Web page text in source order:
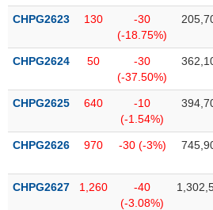
nghiệp
tức
sự
Tài
lý
thị
CHPG2623 130
-30
(-18.75%)
CHPG2624 50
-30
(-37.50%)
CHPG2625 640
-10
(-1.54%)
CHPG2626 970 -30 (-3%)
CHPG2627 1,260
-40
(-3.08%)
NGHIỆP
TIÊU
DÙNG